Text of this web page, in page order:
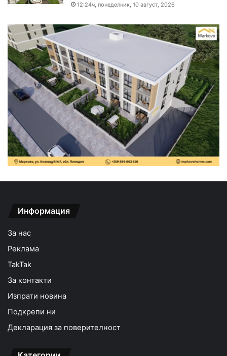
12:24ч, понеделник, 10 август, 2026
Информация
За нас
Реклама
TakTak
За контакти
Изпрати новина
Подкрепи ни
Декларация за поверителност